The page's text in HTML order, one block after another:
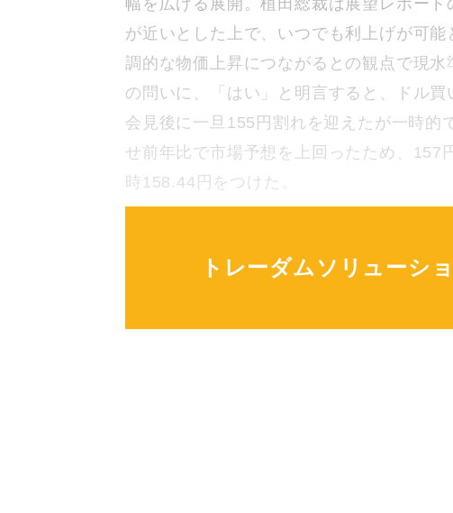
トレーダムソリューシ
幅を広げる展開。植田総裁は展望レポー
が近いとした上で、いつでも利上げが可
調的な物価上昇につながるとの観点で現
の問いに、「はい」と明言すると、ドル
会見後に一旦155円割れを迎えたが一時的
せ前年比で市場予想を上回ったため、157
時158.44円をつけた。